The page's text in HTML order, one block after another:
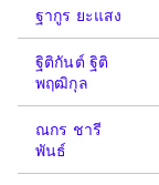
ฐากูร ยะแสง
ฐิติกันต์ ฐิติ
พฤฒิกุล
ณกร ชารี
พันธ์